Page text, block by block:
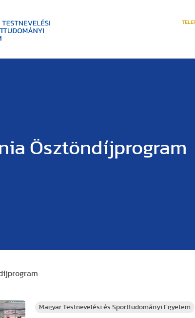
Ösztöndíjprogram
Magyar Testnevelési és Sporttudományi Egyetem